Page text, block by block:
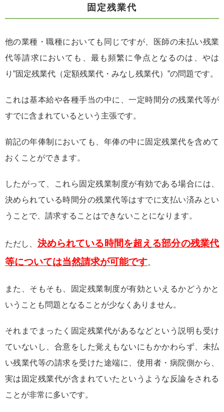
固定残業代
他の業種・職種においても同じですが、医師の未払い残業
代等請求においても、最も頻繁に争点となるのは、やは
り”固定残業代（定額残業代・みなし残業代）”の問題です。
これは基本給や各種手当の中に、一定時間分の残業代等が
すでに含まれているという主張です。
前記の年俸制においても、年俸の中に固定残業代を含めて
おくことができます。
したがって、これら固定残業制度が有効である場合には、
決められている時間分の残業代等はすでに支払い済みとい
うことで、請求することはできないことになります。
ただし、 決められている時間を超える部分の残業代
等については当然請求が可能です。
また、そもそも、固定残業制度が有効といえるかどうかと
いうことも問題となることが少なくありません。
それまでまったく固定残業代があるなどという説明も受け
ていないし、合意をした覚えもないにもかかわらず、未払
い残業代等の請求を受けた途端に、使用者・病院側から、
実は固定残業代が含まれていたというような反論をされる
ことが非常に多いです。